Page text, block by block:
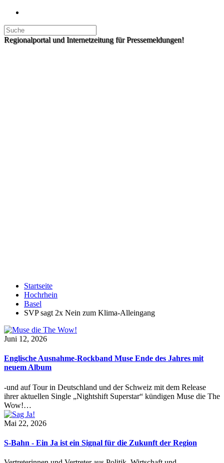
Regionalportal und Internetzeitung für Pressemeldungen!
Startseite
Hochrhein
Basel
SVP sagt 2x Nein zum Klima-Alleingang
Juni 12, 2026
Englische Ausnahme-Rockband Muse Ende des Jahres mit
neuem Album
-und auf Tour in Deutschland und der Schweiz mit dem Release
ihrer aktuellen Single „Nightshift Superstar“ kündigen Muse die The
Wow!…
Mai 22, 2026
S-Bahn - Ein Ja ist ein Signal für die Zukunft der Region